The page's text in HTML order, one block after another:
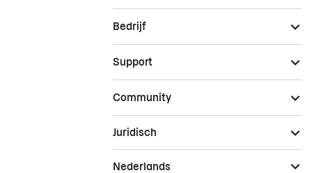
Bedrijf
Support
Community
Juridisch
Nederlands